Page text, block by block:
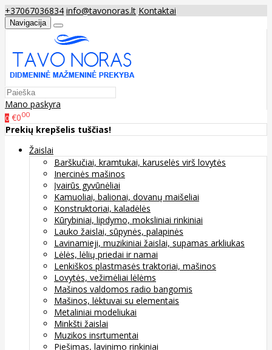
+37067036834 info@tavonoras.lt Kontaktai
Navigacija
Mano paskyra
0 €000
Prekių krepšelis tuščias!
Žaislai
Barškučiai, kramtukai, karuselės virš lovytės
Inercinės mašinos
Įvairūs gyvūnėliai
Kamuoliai, balionai, dovanų maišeliai
Konstruktoriai, kaladėlės
Kūrybiniai, lipdymo, moksliniai rinkiniai
Lauko žaislai, sūpynės, palapinės
Lavinamieji, muzikiniai žaislai, supamas arkliukas
Lėlės, lėlių priedai ir namai
Lenkiškos plastmasės traktoriai, mašinos
Lovytės, vežimėliai lėlėms
Mašinos valdomos radio bangomis
Mašinos, lėktuvai su elementais
Metaliniai modeliukai
Minkšti žaislai
Muzikos insrtumentai
Piešimas, lavinimo rinkiniai